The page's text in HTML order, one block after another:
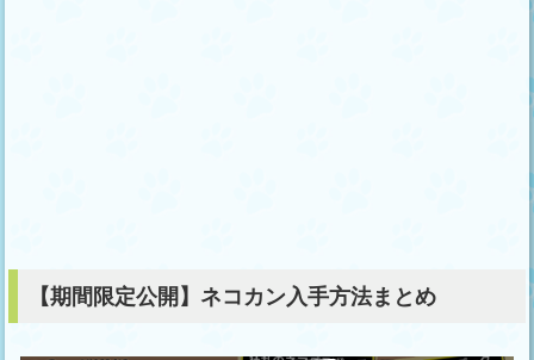
【期間限定公開】ネコカン入手方法まとめ